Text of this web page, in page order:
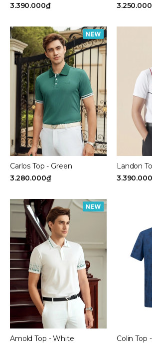
3.390.000₫
Carlos Top - Green
3.280.000₫
Landon
Amold Top - White
Colin Top